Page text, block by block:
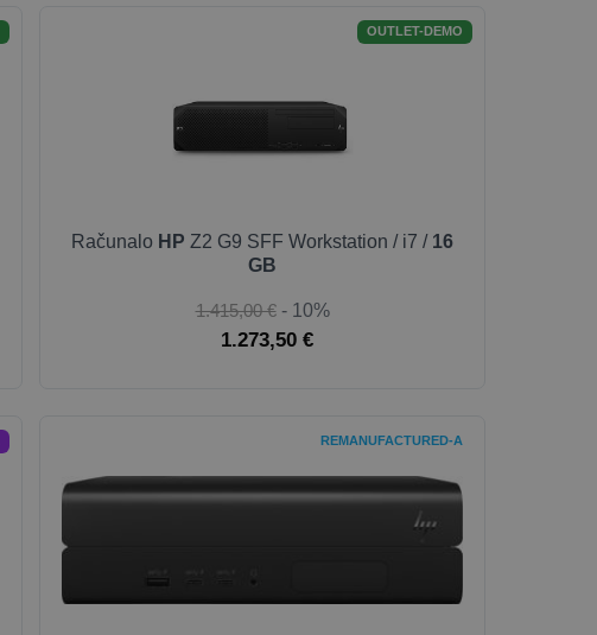
OUTLET-DEMO
Računalo HP Z2 G9 SFF Workstation / i7 / 16
GB
1.415,00 € - 10%
1.273,50 €
REMANUFACTURED-A